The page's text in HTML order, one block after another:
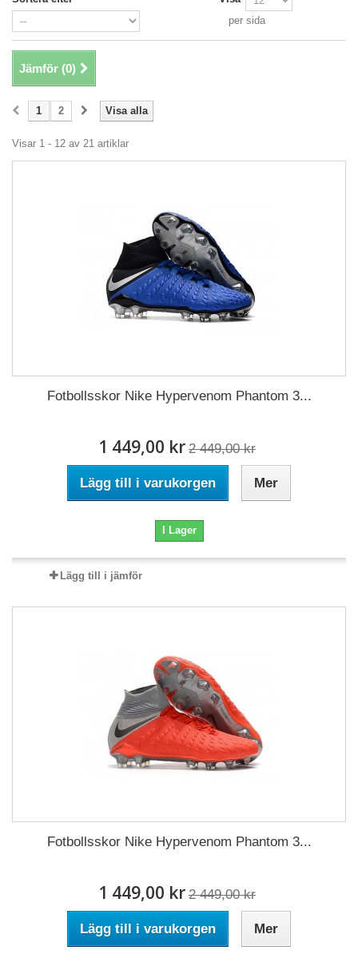
per sida
Jämför (0)
Visa alla
1 2
Visar 1 - 12 av 21 artiklar
Fotbollsskor Nike Hypervenom Phantom 3...
1 449,00 kr 2 449,00 kr
Lägg till i varukorgen Mer
I Lager
Lägg till i jämför
Fotbollsskor Nike Hypervenom Phantom 3...
1 449,00 kr 2 449,00 kr
Lägg till i varukorgen Mer